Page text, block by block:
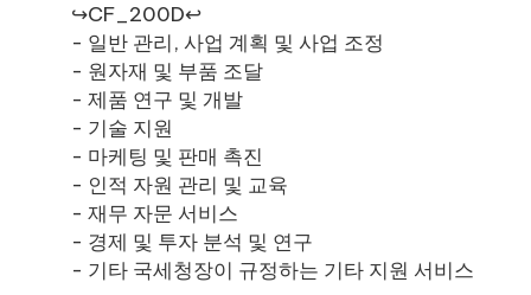
↪CF_200D↩
- 일반 관리, 사업 계획 및 사업 조정
- 원자재 및 부품 조달
- 제품 연구 및 개발
- 기술 지원
- 마케팅 및 판매 촉진
- 인적 자원 관리 및 교육
- 재무 자문 서비스
- 경제 및 투자 분석 및 연구
- 기타 국세청장이 규정하는 기타 지원 서비스